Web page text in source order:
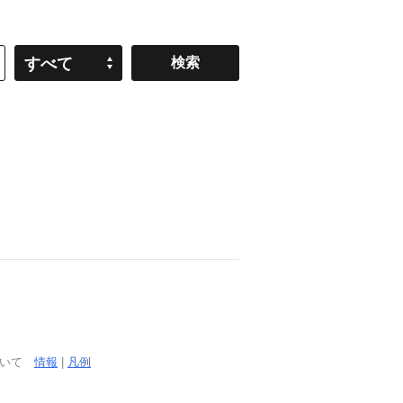
すべて
いて情報 凡例